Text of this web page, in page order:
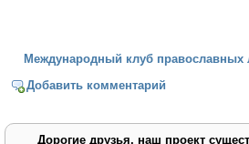
Международный клуб православных
Добавить комментарий
Дорогие друзья, наш проект